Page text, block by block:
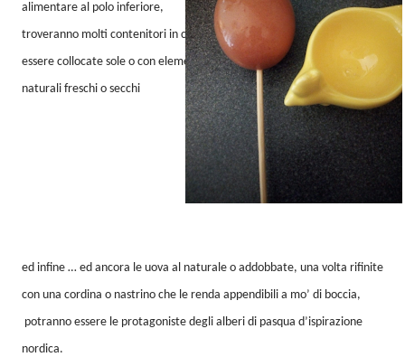
alimentare al polo inferiore,
troveranno molti contenitori in cui
essere collocate sole o con elementi
naturali freschi o secchi
ed infine … ed ancora le uova al naturale o addobbate, una volta rifinite
con una cordina o nastrino che le renda appendibili a mo’ di boccia,
potranno essere le protagoniste degli alberi di pasqua d’ispirazione
nordica.